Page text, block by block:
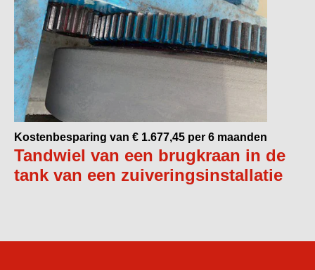
Kostenbesparing van € 1.677,45 per 6 maanden
Tandwiel van een brugkraan in de
tank van een zuiveringsinstallatie